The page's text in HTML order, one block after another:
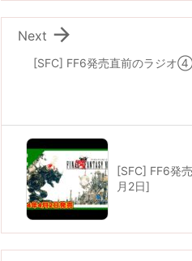
[SFC] FF6発売直前のラジオ

Next
[SFC] FF6発
月2日]